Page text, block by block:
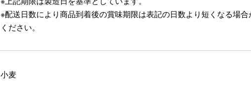
※配送日数により商品到着後の賞味期限は表記の日数より短くなる場
ください。
小麦